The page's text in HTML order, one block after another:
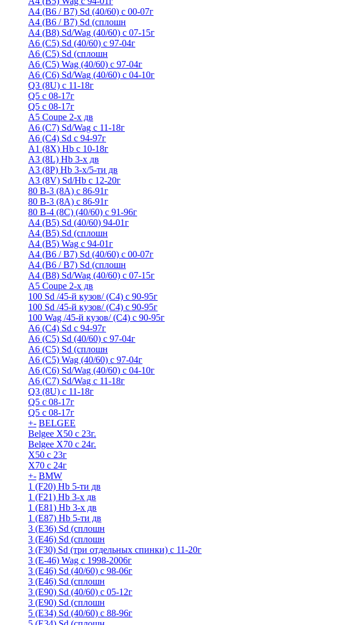
A4 (B6 / B7) Sd (40/60) с 00-07г
A4 (B6 / B7) Sd (сплошн
A4 (B8) Sd/Wag (40/60) с 07-15г
A6 (С5) Sd (40/60) с 97-04г
A6 (С5) Sd (сплошн
A6 (С5) Wag (40/60) с 97-04г
A6 (С6) Sd/Wag (40/60) c 04-10г
Q3 (8U) с 11-18г
Q5 с 08-17г
Q5 с 08-17г
А5 Coupe 2-х дв
А6 (C7) Sd/Wag с 11-18г
А6 (С4) Sd с 94-97г
A1 (8X) Hb с 10-18г
A3 (8L) Hb 3-х дв
A3 (8P) Hb 3-х/5-ти дв
A3 (8V) Sd/Hb c 12-20г
80 B-3 (8A) с 86-91г
80 В-3 (8А) с 86-91г
80 B-4 (8С) (40/60) с 91-96г
A4 (B5) Sd (40/60) 94-01г
A4 (B5) Sd (сплошн
A4 (B5) Wag с 94-01г
A4 (B6 / B7) Sd (40/60) с 00-07г
A4 (B6 / B7) Sd (сплошн
A4 (B8) Sd/Wag (40/60) с 07-15г
А5 Coupe 2-х дв
100 Sd /45-й кузов/ (С4) с 90-95г
100 Sd /45-й кузов/ (С4) с 90-95г
100 Wag /45-й кузов/ (С4) с 90-95г
А6 (С4) Sd с 94-97г
A6 (С5) Sd (40/60) с 97-04г
A6 (С5) Sd (сплошн
A6 (С5) Wag (40/60) с 97-04г
A6 (С6) Sd/Wag (40/60) c 04-10г
А6 (C7) Sd/Wag с 11-18г
Q3 (8U) с 11-18г
Q5 с 08-17г
Q5 с 08-17г
+- BELGEE
Belgee X50 с 23г.
Belgee X70 с 24г.
X50 с 23г
X70 с 24г
+- BMW
1 (F20) Hb 5-ти дв
1 (F21) Hb 3-х дв
1 (Е81) Hb 3-х дв
1 (Е87) Hb 5-ти дв
3 (E36) Sd (сплошн
3 (E46) Sd (сплошн
3 (F30) Sd (три отдельных спинки) с 11-20г
3 (Е-46) Wag с 1998-2006г
3 (Е46) Sd (40/60) с 98-06г
3 (Е46) Sd (сплошн
3 (Е90) Sd (40/60) с 05-12г
3 (Е90) Sd (сплошн
5 (E34) Sd (40/60) с 88-96г